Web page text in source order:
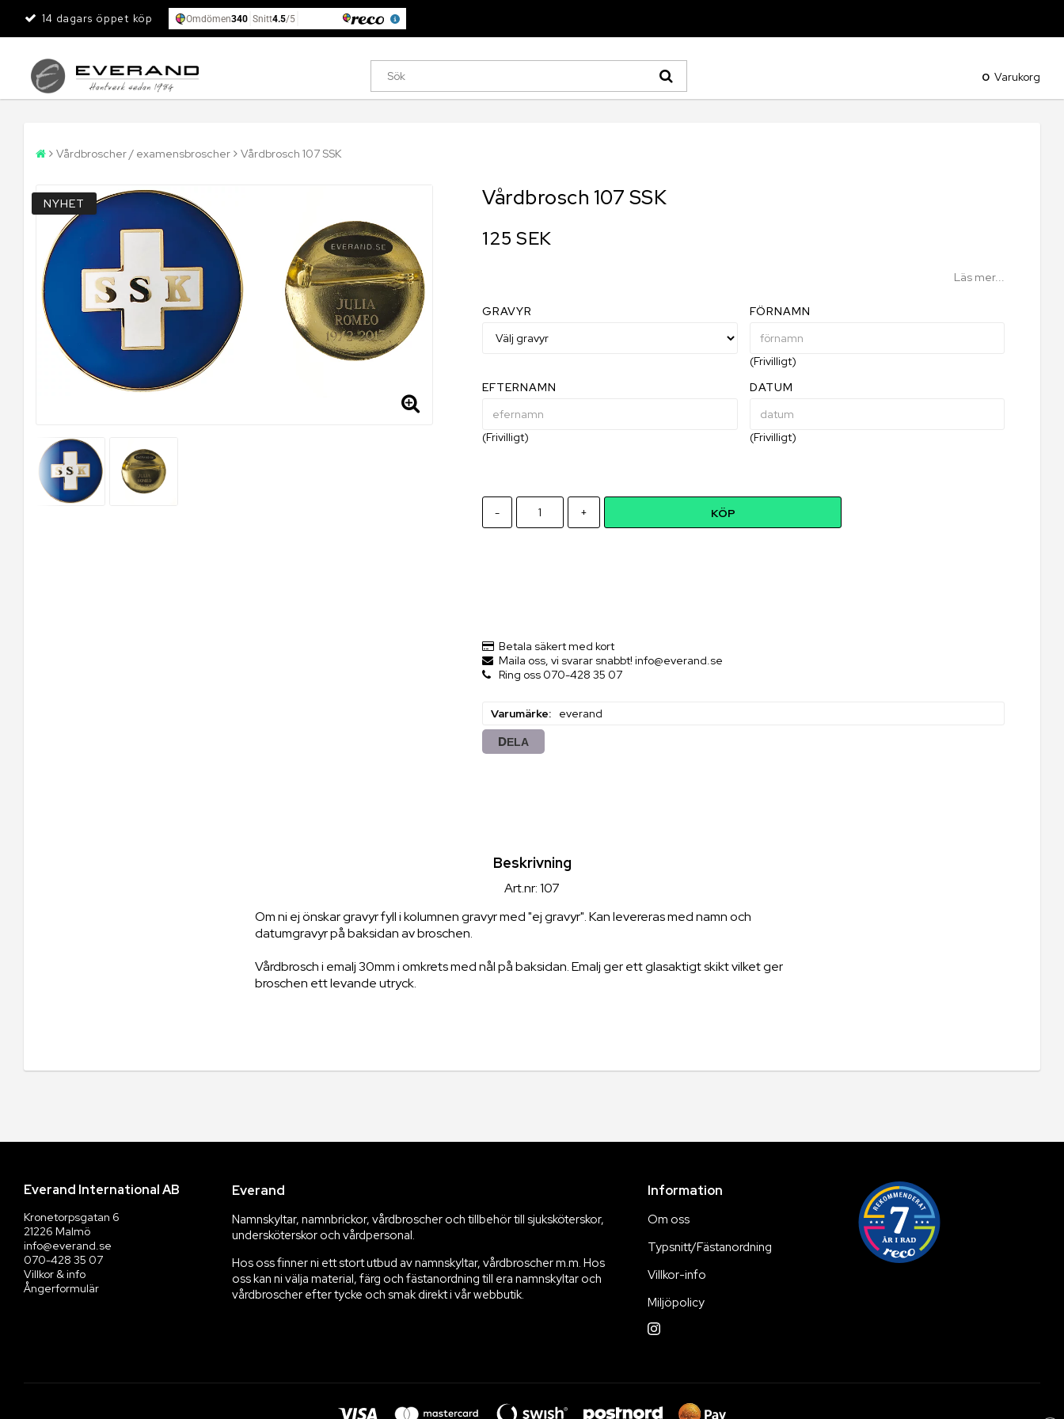
14 dagars öppet köp
0 Varukorg
Vårdbroscher / examensbroscher Vårdbrosch 107 SSK
NYHET Vårdbrosch 107 SSK
125 SEK
Läs mer...
GRAVYR FÖRNAMN
(Frivilligt)
EFTERNAMN
(Frivilligt)
DATUM
(Frivilligt)
- + KÖP
Betala säkert med kort
Maila oss, vi svarar snabbt! info@everand.se
Ring oss 070-428 35 07
Varumärke everand
DELA
Beskrivning
Art.nr: 107
Om ni ej önskar gravyr fyll i kolumnen gravyr med "ej gravyr". Kan levereras med namn och
datumgravyr på baksidan av broschen.
Vårdbrosch i emalj 30mm i omkrets med nål på baksidan. Emalj ger ett glasaktigt skikt vilket ger
broschen ett levande utryck.
Everand International AB
Kronetorpsgatan 6
21226 Malmö
info@everand.se
070-428 35 07
Villkor & info
Ångerformulär
Everand
Namnskyltar, namnbrickor, vårdbroscher och tillbehör till sjuksköterskor,
undersköterskor och vårdpersonal.
Hos oss finner ni ett stort utbud av namnskyltar, vårdbroscher m.m. Hos
oss kan ni välja material, färg och fästanordning till era namnskyltar och
vårdbroscher efter tycke och smak direkt i vår webbutik.
Information
Om oss
Typsnitt/Fästanordning
Villkor-info
Miljöpolicy